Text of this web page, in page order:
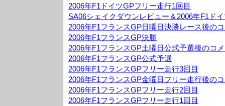
2006年F1ドイツGPフリー走行1回目
SA06シェイクダウンレビュー＆2006年F1ド
2006年F1フランスGP日曜日決勝レース後の
2006年F1フランスGP決勝
2006年F1フランスGP土曜日公式予選後のコ
2006年F1フランスGP公式予選
2006年F1フランスGPフリー走行3回目
2006年F1フランスGP金曜日フリー走行後の
2006年F1フランスGPフリー走行2回目
2006年F1フランスGPフリー走行1回目